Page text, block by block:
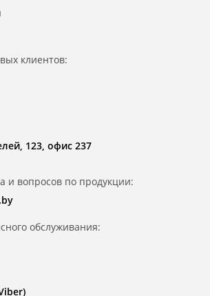
клиентов:
123, офис 237
и вопросов по продукции:
обслуживания: